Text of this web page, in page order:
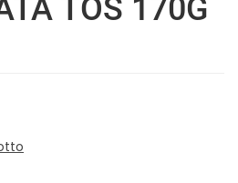
TOS 170G